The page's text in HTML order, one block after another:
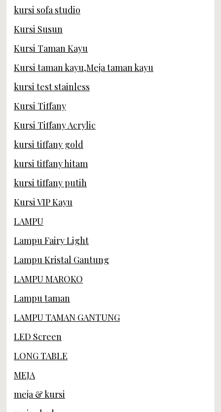
kursi sofa studio
Kursi Susun
Kursi Taman Kayu
Kursi taman kayu,Meja taman kayu
kursi test stainless
Kursi Tiffany
Kursi Tiffany Acrylic
kursi tiffany gold
kursi tiffany hitam
kursi tiffany putih
Kursi VIP Kayu
LAMPU
Lampu Fairy Light
Lampu Kristal Gantung
LAMPU MAROKO
Lampu taman
LAMPU TAMAN GANTUNG
LED Screen
LONG TABLE
MEJA
meja & kursi